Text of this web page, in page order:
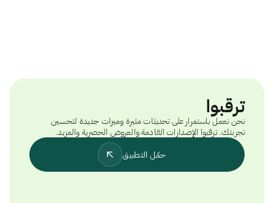
ترقبوا
نحن نعمل باستمرار على تحديثات مثيرة وميزات جديدة لتحسين
تجربتك. ترقبوا الإصدارات القادمة والعروض الحصرية والمزيد.
حمّل التطبيق